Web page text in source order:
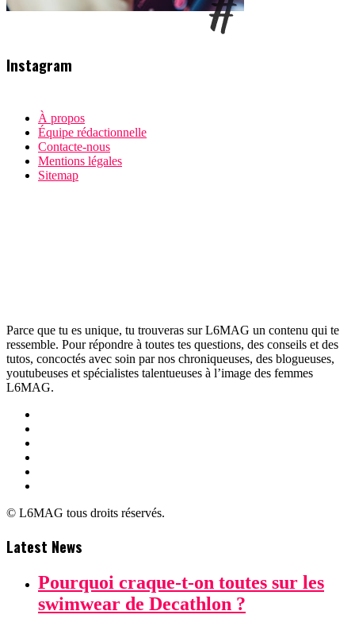
Instagram
À propos
Équipe rédactionnelle
Contacte-nous
Mentions légales
Sitemap
Parce que tu es unique, tu trouveras sur L6MAG un contenu qui te
ressemble. Pour répondre à toutes tes questions, des conseils et des
tutos, concoctés avec soin par nos chroniqueuses, des blogueuses,
youtubeuses et spécialistes talentueuses à l’image des femmes
L6MAG.
© L6MAG tous droits réservés.
Latest News
Pourquoi craque-t-on toutes sur les
swimwear de Decathlon ?